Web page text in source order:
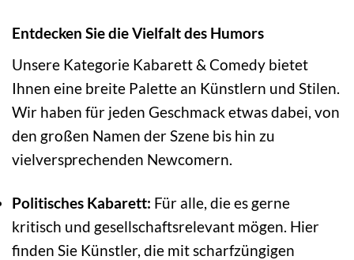
Entdecken Sie die Vielfalt des Humors
Unsere Kategorie Kabarett & Comedy bietet
Ihnen eine breite Palette an Künstlern und Stilen.
Wir haben für jeden Geschmack etwas dabei, von
den großen Namen der Szene bis hin zu
vielversprechenden Newcomern.
Politisches Kabarett: Für alle, die es gerne
kritisch und gesellschaftsrelevant mögen. Hier
finden Sie Künstler, die mit scharfzüngigen